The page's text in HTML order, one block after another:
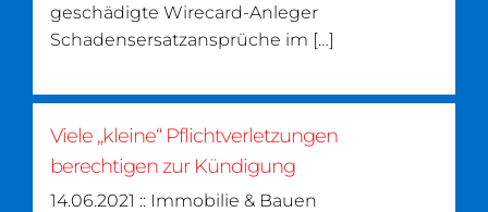
geschädigte Wirecard-Anleger
Schadensersatzansprüche im […]
Viele „kleine“ Pflichtverletzungen
berechtigen zur Kündigung
14.06.2021 :: Immobilie & Bauen